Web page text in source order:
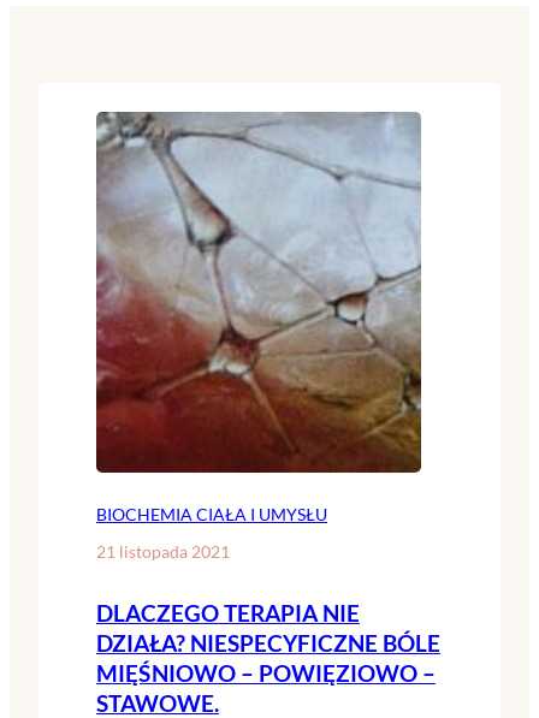
BIOCHEMIA CIAŁA I UMYSŁU
21 listopada 2021
DLACZEGO TERAPIA NIE
DZIAŁA? NIESPECYFICZNE BÓLE
MIĘŚNIOWO – POWIĘZIOWO –
STAWOWE.